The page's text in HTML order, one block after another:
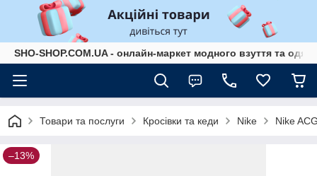
SHO-SHOP.COM.UA - онлайн-маркет модного взуття та
Товари та послуги Кросівки та кеди Nike Nike
–13%